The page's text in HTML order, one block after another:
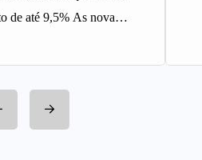
de até 9,5% As novas